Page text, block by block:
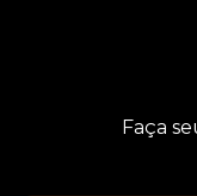
Faça